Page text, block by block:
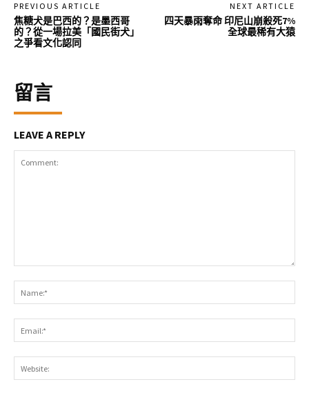
PREVIOUS ARTICLE
焦糖犬是巴西的？是墨西哥
的？從一場拉美「國民街犬」
之爭看文化認同
NEXT ARTICLE
四天暴雨奪命 印尼山崩殺死7%
全球最稀有大猿
留言
LEAVE A REPLY